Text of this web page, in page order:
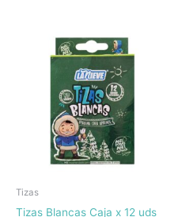
Tizas
Tizas Blancas Caja x 12 uds